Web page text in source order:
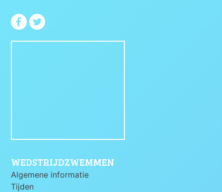
WEDSTRIJDZWEMMEN
Algemene informatie
Tijden